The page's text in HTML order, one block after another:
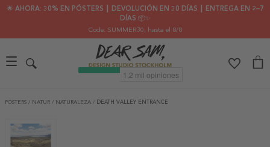
🌟 AHORA: 30% EN PÓSTERS ┃ DEVOLUCIÓN EN 30 DÍAS ┃ ENTREGA EN 2–7
DÍAS 📦✨
Code: SUMMER30, hasta el 8/8
PÓSTERS / NATUR / NATURALEZA / DEATH VALLEY ENTRANCE